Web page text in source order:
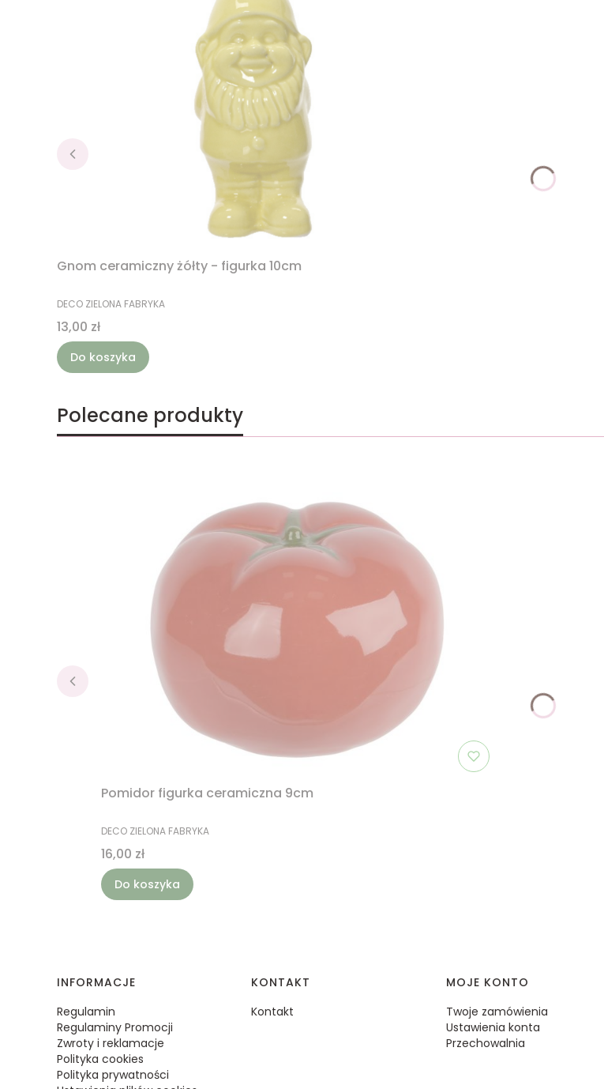
Gnom ceramiczny żółty - figurka 10cm
PRODUCENT
DECO ZIELONA FABRYKA
Cena
13,00 zł
Do koszyka
Polecane produkty
Pomidor figurka ceramiczna 9cm
PRODUCENT
DECO ZIELONA FABRYKA
Cena
16,00 zł
Do koszyka
Linki w stopce
INFORMACJE
Regulamin
Regulaminy Promocji
Zwroty i reklamacje
Polityka cookies
Polityka prywatności
KONTAKT
Kontakt
MOJE KONTO
Twoje zamówienia
Ustawienia konta
Przechowalnia